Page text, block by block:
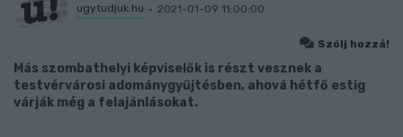
ugytudjuk.hu 2021-01-09 11:00:00
Szólj hozzá!
Más szombathelyi képviselők is részt vesznek a
testvérvárosi adománygyűjtésben, ahová hétfő estig
várják még a felajánlásokat.